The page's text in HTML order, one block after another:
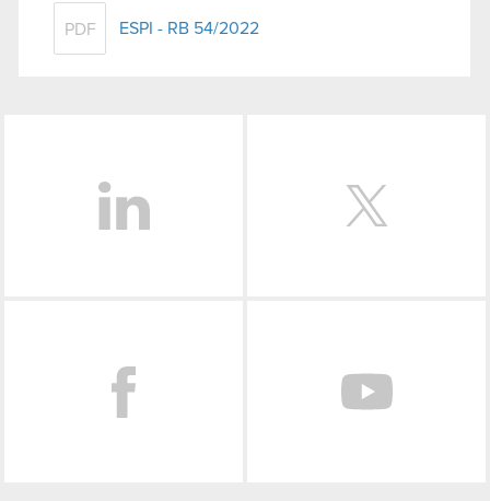
PDF ESPI - RB 54/2022